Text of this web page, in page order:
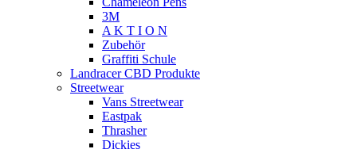
3M
A K T I O N
Zubehör
Graffiti Schule
Landracer CBD Produkte
Streetwear
Vans Streetwear
Eastpak
Thrasher
Dickies